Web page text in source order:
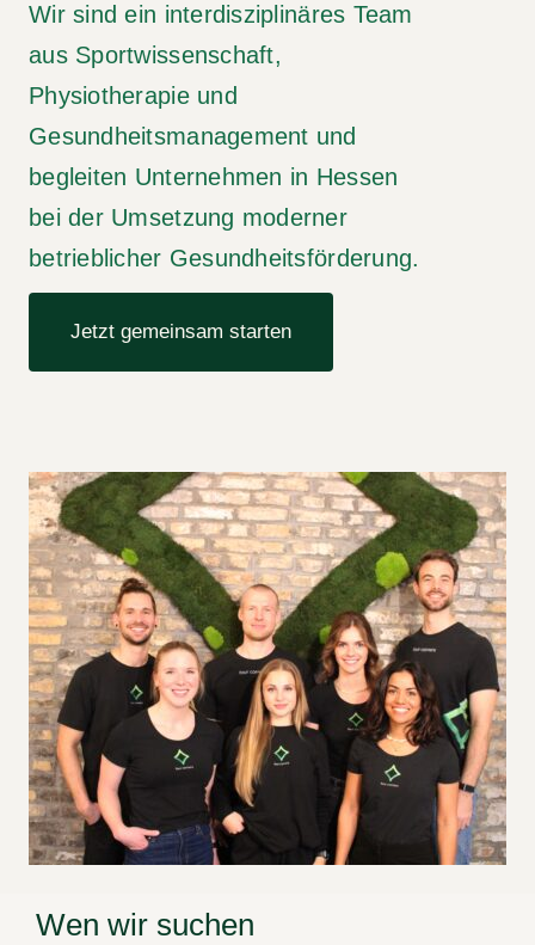
Kontakt
Teambuilding
Wir sind ein interdisziplinäres Team
aus Sportwissenschaft,
Physiotherapie und
Gesundheitsmanagement und
begleiten Unternehmen in Hessen
bei der Umsetzung moderner
betrieblicher Gesundheitsförderung.
Jetzt gemeinsam starten
Wen wir suchen